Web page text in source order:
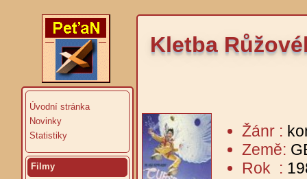
Úvodní stránka
Novinky
Statistiky
Filmy
Kletba
Žánr :
Země:
Rok :